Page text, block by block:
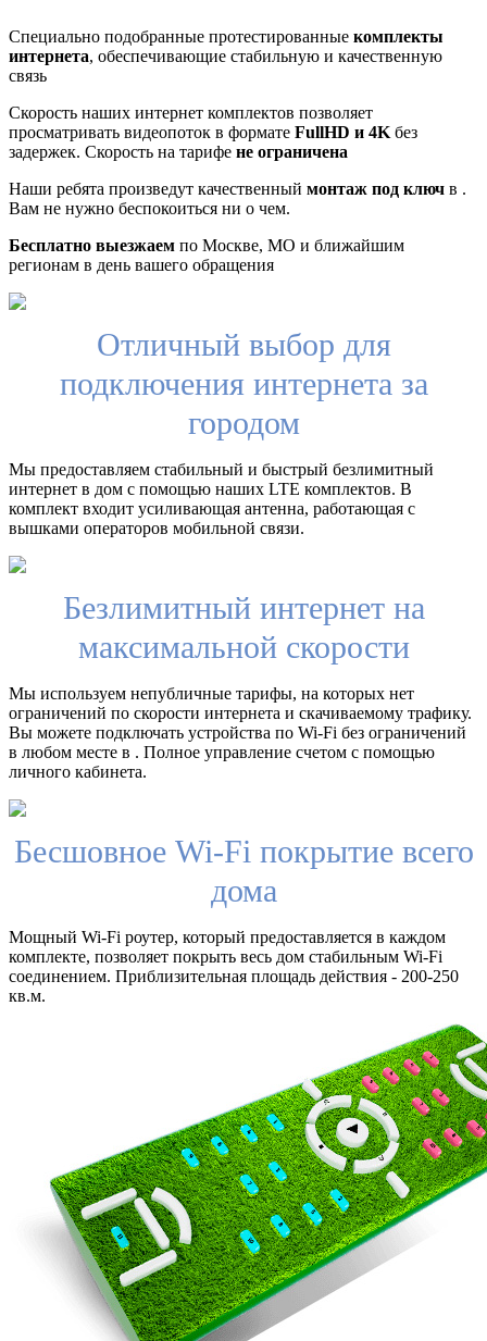
Специально подобранные протестированные комплекты
интернета, обеспечивающие стабильную и качественную
связь
Скорость наших интернет комплектов позволяет
просматривать видеопоток в формате FullHD и 4K без
задержек. Скорость на тарифе не ограничена
Наши ребята произведут качественный монтаж под ключ в .
Вам не нужно беспокоиться ни о чем.
Бесплатно выезжаем по Москве, МО и ближайшим
регионам в день вашего обращения
Отличный выбор для
подключения интернета за
городом
Мы предоставляем стабильный и быстрый безлимитный
интернет в дом с помощью наших LTE комплектов. В
комплект входит усиливающая антенна, работающая с
вышками операторов мобильной связи.
Безлимитный интернет на
максимальной скорости
Мы используем непубличные тарифы, на которых нет
ограничений по скорости интернета и скачиваемому трафику.
Вы можете подключать устройства по Wi-Fi без ограничений
в любом месте в . Полное управление счетом с помощью
личного кабинета.
Бесшовное Wi-Fi покрытие всего
дома
Мощный Wi-Fi роутер, который предоставляется в каждом
комплекте, позволяет покрыть весь дом стабильным Wi-Fi
соединением. Приблизительная площадь действия - 200-250
кв.м.